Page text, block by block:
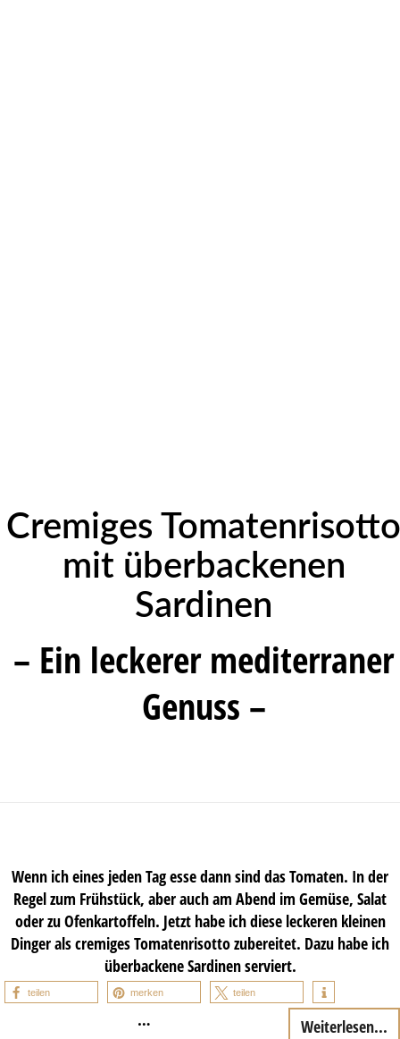
Cremiges Tomatenrisotto
mit überbackenen
Sardinen
– Ein leckerer mediterraner
Genuss –
Wenn ich eines jeden Tag esse dann sind das Tomaten. In der
Regel zum Frühstück, aber auch am Abend im Gemüse, Salat
oder zu Ofenkartoffeln. Jetzt habe ich diese leckeren kleinen
Dinger als cremiges Tomatenrisotto zubereitet. Dazu habe ich
überbackene Sardinen serviert.
teilen merken teilen
… Weiterlesen...